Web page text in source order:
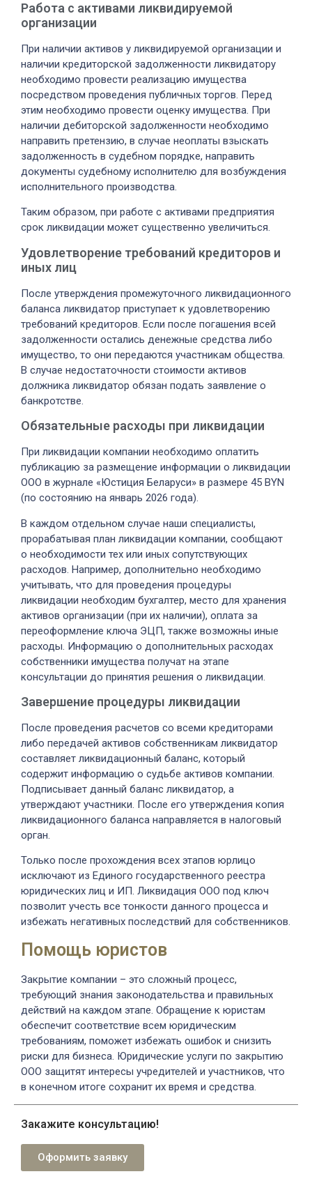
Работа с активами ликвидируемой
организации
При наличии активов у ликвидируемой организации и
наличии кредиторской задолженности ликвидатору
необходимо провести реализацию имущества
посредством проведения публичных торгов. Перед
этим необходимо провести оценку имущества. При
наличии дебиторской задолженности необходимо
направить претензию, в случае неоплаты взыскать
задолженность в судебном порядке, направить
документы судебному исполнителю для возбуждения
исполнительного производства.
Таким образом, при работе с активами предприятия
срок ликвидации может существенно увеличиться.
Удовлетворение требований кредиторов и
иных лиц
После утверждения промежуточного ликвидационного
баланса ликвидатор приступает к удовлетворению
требований кредиторов. Если после погашения всей
задолженности остались денежные средства либо
имущество, то они передаются участникам общества.
В случае недостаточности стоимости активов
должника ликвидатор обязан подать заявление о
банкротстве.
Обязательные расходы при ликвидации
При ликвидации компании необходимо оплатить
публикацию за размещение информации о ликвидации
ООО в журнале «Юстиция Беларуси» в размере 45 BYN
(по состоянию на январь 2026 года).
В каждом отдельном случае наши специалисты,
прорабатывая план ликвидации компании, сообщают
о необходимости тех или иных сопутствующих
расходов. Например, дополнительно необходимо
учитывать, что для проведения процедуры
ликвидации необходим бухгалтер, место для хранения
активов организации (при их наличии), оплата за
переоформление ключа ЭЦП, также возможны иные
расходы. Информацию о дополнительных расходах
собственники имущества получат на этапе
консультации до принятия решения о ликвидации.
Завершение процедуры ликвидации
После проведения расчетов со всеми кредиторами
либо передачей активов собственникам ликвидатор
составляет ликвидационный баланс, который
содержит информацию о судьбе активов компании.
Подписывает данный баланс ликвидатор, а
утверждают участники. После его утверждения копия
ликвидационного баланса направляется в налоговый
орган.
Только после прохождения всех этапов юрлицо
исключают из Единого государственного реестра
юридических лиц и ИП. Ликвидация ООО под ключ
позволит учесть все тонкости данного процесса и
избежать негативных последствий для собственников.
Помощь юристов
Закрытие компании – это сложный процесс,
требующий знания законодательства и правильных
действий на каждом этапе. Обращение к юристам
обеспечит соответствие всем юридическим
требованиям, поможет избежать ошибок и снизить
риски для бизнеса. Юридические услуги по закрытию
ООО защитят интересы учредителей и участников, что
в конечном итоге сохранит их время и средства.
Закажите консультацию!
Оформить заявку